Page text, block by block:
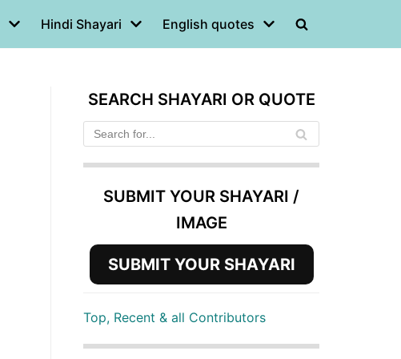
Hindi Shayari English quotes
SEARCH SHAYARI OR QUOTE
SUBMIT YOUR SHAYARI /
IMAGE
SUBMIT YOUR SHAYARI
Top, Recent & all Contributors